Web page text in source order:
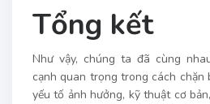
Tổng kết
Như vậy, chúng ta đã cùng
cạnh quan trọng trong cách chặn
yếu tố ảnh hưởng, kỹ thuật cơ